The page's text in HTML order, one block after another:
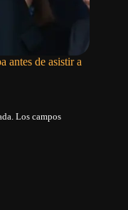
antes de asistir a
Los campos